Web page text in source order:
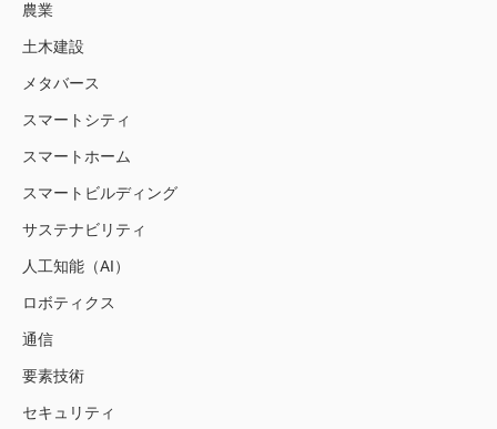
農業
土木建設
メタバース
スマートシティ
スマートホーム
スマートビルディング
サステナビリティ
人工知能（AI）
ロボティクス
通信
要素技術
セキュリティ